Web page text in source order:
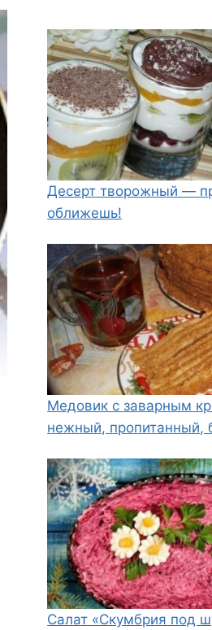
Десерт творожный —
оближешь!
Медовик с заварным
нежный, пропитанный,
Салат «Скумбрия под